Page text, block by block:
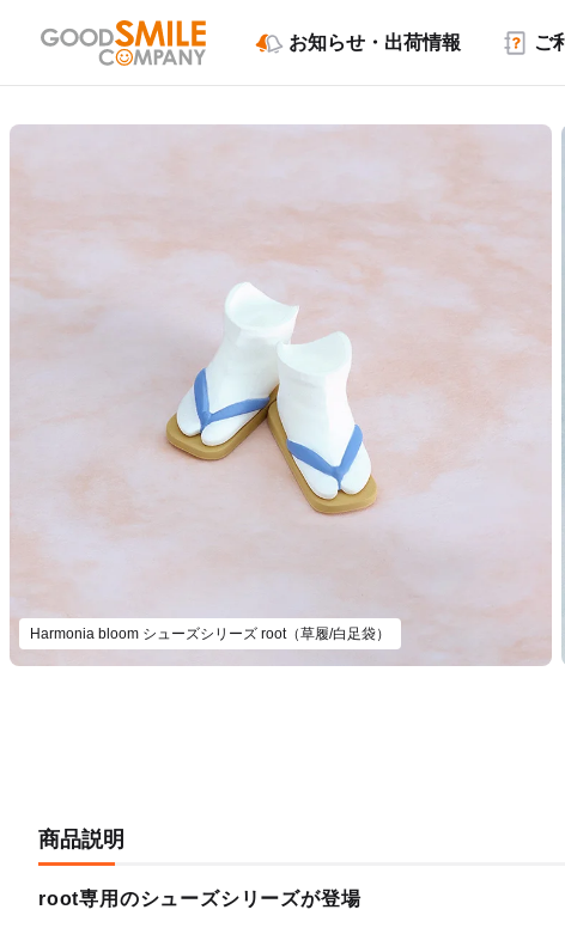
お知らせ・出荷情報 ご
Harmonia bloom シューズシリーズ root（草履/白足袋）
商品説明
root専用のシューズシリーズが登場